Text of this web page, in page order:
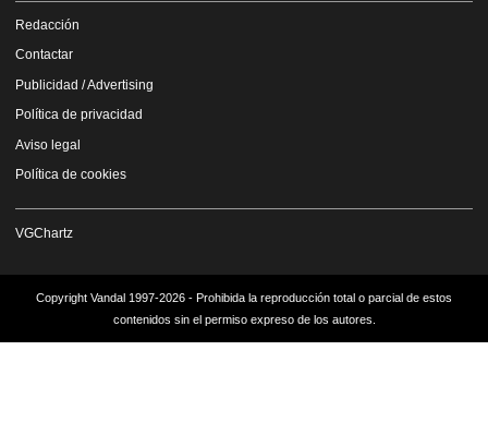
Redacción
Contactar
Publicidad / Advertising
Política de privacidad
Aviso legal
Política de cookies
VGChartz
Copyright Vandal 1997-2026 - Prohibida la reproducción total o parcial de estos
contenidos sin el permiso expreso de los autores.